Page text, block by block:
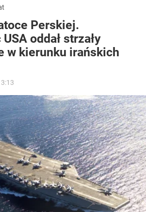
Perskiej.
oddał strzały
w kierunku irańskich